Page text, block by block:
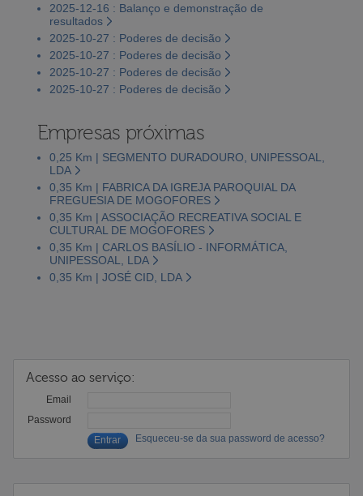
2025-12-16 : Balanço e demonstração de
resultados
2025-10-27 : Poderes de decisão
2025-10-27 : Poderes de decisão
2025-10-27 : Poderes de decisão
2025-10-27 : Poderes de decisão
Empresas próximas
0,25 Km | SEGMENTO DURADOURO, UNIPESSOAL,
LDA
0,35 Km | FABRICA DA IGREJA PAROQUIAL DA
FREGUESIA DE MOGOFORES
0,35 Km | ASSOCIAÇÃO RECREATIVA SOCIAL E
CULTURAL DE MOGOFORES
0,35 Km | CARLOS BASÍLIO - INFORMÁTICA,
UNIPESSOAL, LDA
0,35 Km | JOSÉ CID, LDA
Acesso ao serviço:
Email
Password
Esqueceu-se da sua password de acesso?